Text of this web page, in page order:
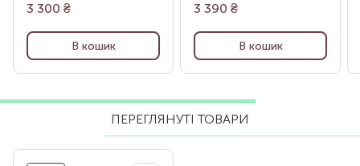
3 300 ₴
В кошик
3 390 ₴
В кошик
ПЕРЕГЛЯНУТІ ТОВАРИ